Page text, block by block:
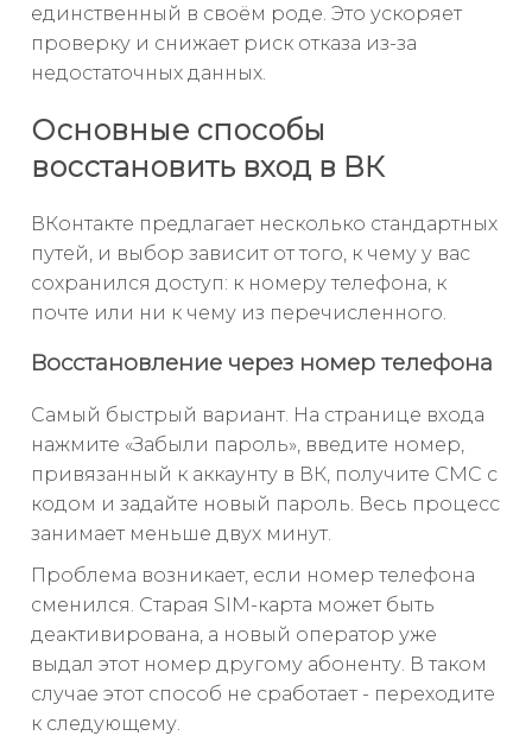
единственный в своём роде. Это ускоряет
проверку и снижает риск отказа из-за
недостаточных данных.
Основные способы
восстановить вход в ВК
ВКонтакте предлагает несколько стандартных
путей, и выбор зависит от того, к чему у вас
сохранился доступ: к номеру телефона, к
почте или ни к чему из перечисленного.
Восстановление через номер телефона
Самый быстрый вариант. На странице входа
нажмите «Забыли пароль», введите номер,
привязанный к аккаунту в ВК, получите СМС с
кодом и задайте новый пароль. Весь процесс
занимает меньше двух минут.
Проблема возникает, если номер телефона
сменился. Старая SIM-карта может быть
деактивирована, а новый оператор уже
выдал этот номер другому абоненту. В таком
случае этот способ не сработает - переходите
к следующему.